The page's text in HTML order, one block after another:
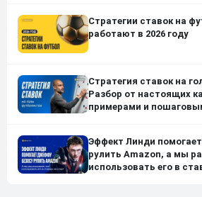
Стратегии ставок на
работают в 2026 году
Стратегия ставок на
Разбор от настоящих
примерами и
Эффект Линди
рулить Amazon, а мы
использовать его в